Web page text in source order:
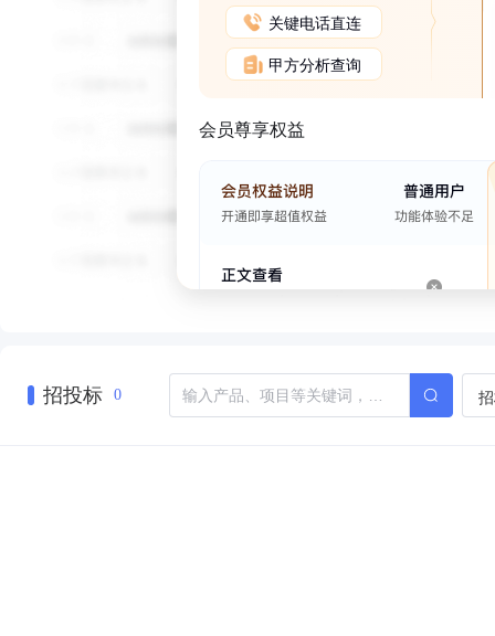
关键电话直连
甲方分析查询
会员尊享权益
招投标 0